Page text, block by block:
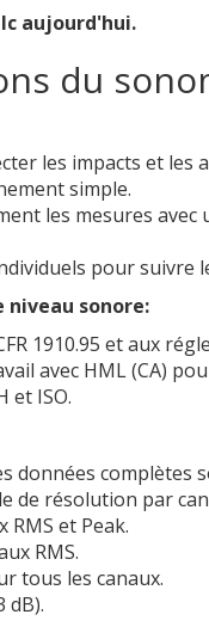
aujourd'hui.
du
les impacts et les
simple.
les mesures
pour suivre
sonore:
1910.95 et aux
avec HML (CA)
et ISO.
données complètes
de résolution par
et Peak.
RMS.
tous les canaux.
dB).